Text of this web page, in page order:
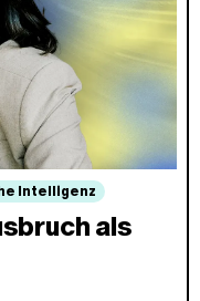
Intelligenz
als